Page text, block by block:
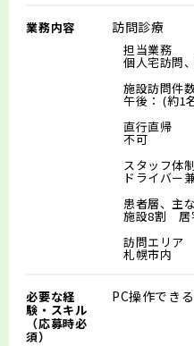
業務内容 訪問診療
担当業務
個人宅訪問
施設訪問件
午後： (約1
直行直帰
不可
スタッフ体制
ドライバー
患者層、主
施設8割 居
訪問エリア
札幌市内
必要な経
験・スキル
（応募時必
須）
PC操作でき